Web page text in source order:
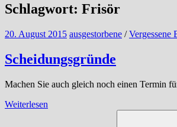
Schlagwort: Frisör
20. August 2015 ausgestorbene /Vergessene
Scheidungsgründe
Machen Sie auch gleich noch einen Termin
Weiterlesen